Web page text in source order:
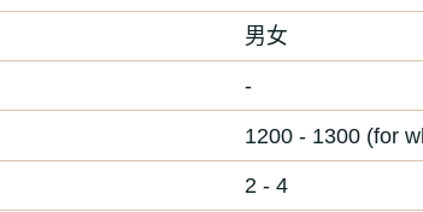
男女
-
1200 - 1300 (for
2 - 4